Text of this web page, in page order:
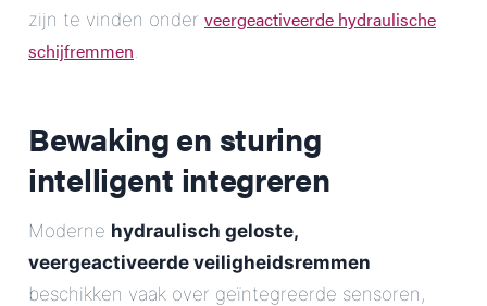
zijn te vinden onder veergeactiveerde hydraulische
schijfremmen.
Bewaking en sturing
intelligent integreren
Moderne hydraulisch geloste,
veergeactiveerde veiligheidsremmen
beschikken vaak over geïntegreerde sensoren,